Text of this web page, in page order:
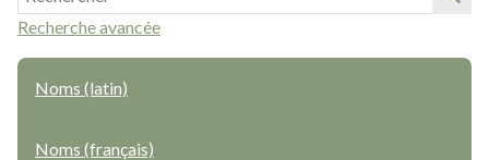
Recherche avancée
Noms (latin)
Noms (français)